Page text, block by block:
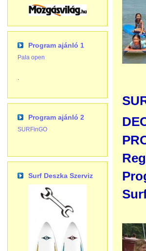
Program ajánló 1
Pala open
.
Program ajánló 2
SURFinGO
Surf Deszka Szerviz